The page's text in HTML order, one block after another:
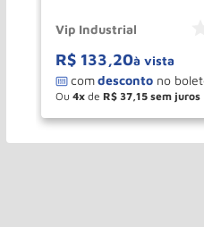
Vip Industrial
R$ 133,20à vista
Ou 4 de R$ 37,15
＋
－